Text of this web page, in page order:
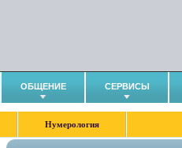
ОБЩЕНИЕ СЕРВИСЫ
Нумерология